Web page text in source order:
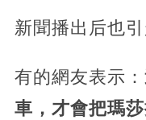
新聞播出后也
有的網友表示：
車，才會把瑪